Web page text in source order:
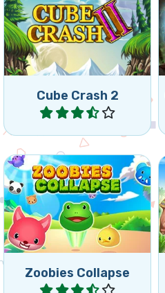
Cube Crash 2
Secuela del Cube Crash.
Jugar
Zoobies Collapse
Elimina todos los Zoobies
haciendo clic en los
grandes grupos de Zoobies
conectados.
Jugar